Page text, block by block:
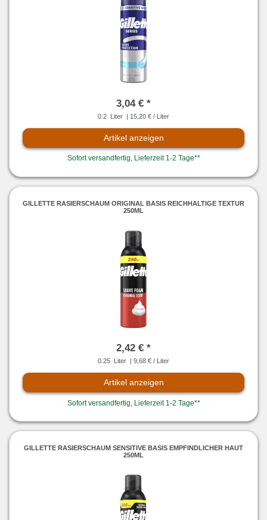
3,04 € *
0.2 Liter | 15,20 € / Liter
Artikel anzeigen
Sofort versandfertig, Lieferzeit 1-2 Tage**
GILLETTE RASIERSCHAUM ORIGINAL BASIS REICHHALTIGE TEXTUR
250ML
2,42 € *
0.25 Liter | 9,68 € / Liter
Artikel anzeigen
Sofort versandfertig, Lieferzeit 1-2 Tage**
GILLETTE RASIERSCHAUM SENSITIVE BASIS EMPFINDLICHER HAUT
250ML